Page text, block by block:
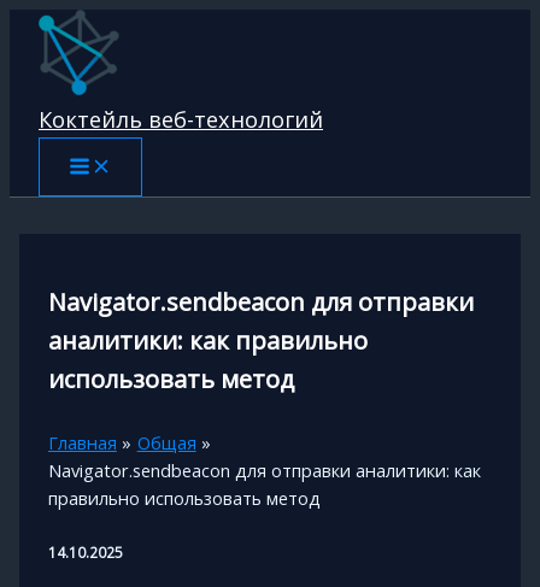
Перейти
содержимому
Коктейль веб-технологий
Navigator.sendbeacon для отправки
аналитики: как правильно
использовать метод
Главная
Общая
Navigator.sendbeacon для отправки аналитики: как
правильно использовать метод
14.10.2025